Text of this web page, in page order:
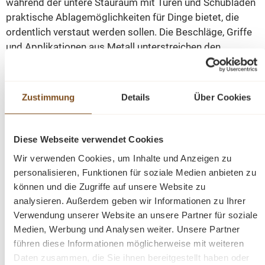
Zustimmung Details Über Cookies
Diese Webseite verwendet Cookies
Wir verwenden Cookies, um Inhalte und Anzeigen zu
personalisieren, Funktionen für soziale Medien anbieten zu
können und die Zugriffe auf unsere Website zu
analysieren. Außerdem geben wir Informationen zu Ihrer
Verwendung unserer Website an unsere Partner für soziale
Medien, Werbung und Analysen weiter. Unsere Partner
führen diese Informationen möglicherweise mit weiteren
Daten zusammen, die Sie ihnen bereitgestellt haben oder
während der untere Stauraum mit Türen und Schubladen
praktische Ablagemöglichkeiten für Dinge bietet, die
ordentlich verstaut werden sollen. Die Beschläge, Griffe
und Applikationen aus Metall unterstreichen den
Gefertigt aus Teakholz und in Weiß RAL 9010 gehalten,
hochwertig. Dank der mehrteiligen Bauweise bleiben Sie
auch in Zukunft flexibel bei der Einrichtung. Die stabile
Leiter ergänzt die Bücherwand nicht nur funktional,
sondern verleiht ihr auch den typischen Charakter einer
stilvollen Bibliothekswand.
Die Abmessungen; Höhe 230 cm/ Breite 320 cm/ Tiefe
58 cm